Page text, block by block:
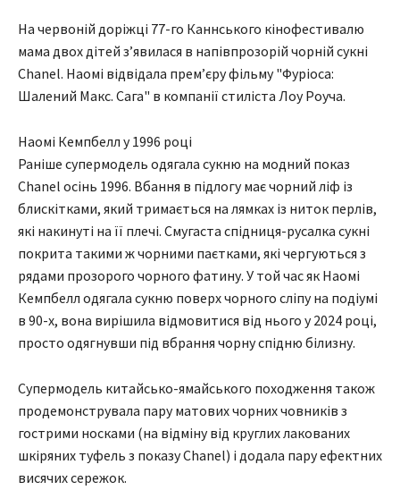
На червоній доріжці 77-го Каннського кінофестивалю
мама двох дітей зʼявилася в напівпрозорій чорній сукні
Chanel. Наомі відвідала премʼєру фільму "Фуріоса:
Шалений Макс. Сага" в компанії стиліста Лоу Роуча.
Наомі Кемпбелл у 1996 році
Раніше супермодель одягала сукню на модний показ
Chanel осінь 1996. Вбання в підлогу має чорний ліф із
блискітками, який тримається на лямках із ниток перлів,
які накинуті на її плечі. Смугаста спідниця-русалка сукні
покрита такими ж чорними паєтками, які чергуються з
рядами прозорого чорного фатину. У той час як Наомі
Кемпбелл одягала сукню поверх чорного сліпу на подіумі
в 90-х, вона вирішила відмовитися від нього у 2024 році,
просто одягнувши під вбрання чорну спідню білизну.
Супермодель китайсько-ямайського походження також
продемонструвала пару матових чорних човників з
гострими носками (на відміну від круглих лакованих
шкіряних туфель з показу Chanel) і додала пару ефектних
висячих сережок.